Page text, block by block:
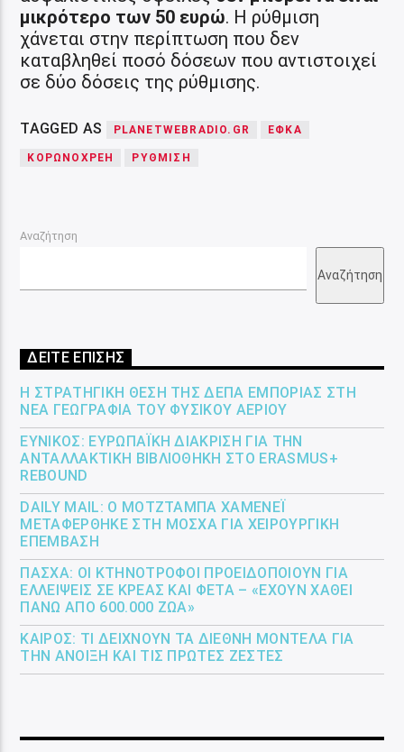
μικρότερο των 50 ευρώ. Η ρύθμιση
χάνεται στην περίπτωση που δεν
καταβληθεί ποσό δόσεων που αντιστοιχεί
σε δύο δόσεις της ρύθμισης.
TAGGED AS PLANETWEBRADIO.GR ΕΦΚΑ
ΚΟΡΩΝΟΧΡΈΗ ΡΥΘΜΙΣΗ
Αναζήτηση
Αναζήτηση
ΔΕΙΤΕ ΕΠΙΣΗΣ
Η ΣΤΡΑΤΗΓΙΚΉ ΘΈΣΗ ΤΗΣ ΔΕΠΑ ΕΜΠΟΡΊΑΣ ΣΤΗ
ΝΈΑ ΓΕΩΓΡΑΦΊΑ ΤΟΥ ΦΥΣΙΚΟΎ ΑΕΡΊΟΥ
ΕΎΝΙΚΟΣ: ΕΥΡΩΠΑΪΚΉ ΔΙΆΚΡΙΣΗ ΓΙΑ ΤΗΝ
ΑΝΤΑΛΛΑΚΤΙΚΉ ΒΙΒΛΙΟΘΉΚΗ ΣΤΟ ERASMUS+
REBOUND
DAILY MAIL: Ο ΜΟΤΖΤΆΜΠΑ ΧΑΜΕΝΕΪ́
ΜΕΤΑΦΈΡΘΗΚΕ ΣΤΗ ΜΌΣΧΑ ΓΙΑ ΧΕΙΡΟΥΡΓΙΚΉ
ΕΠΈΜΒΑΣΗ
ΠΆΣΧΑ: ΟΙ ΚΤΗΝΟΤΡΌΦΟΙ ΠΡΟΕΙΔΟΠΟΙΟΎΝ ΓΙΑ
ΕΛΛΕΊΨΕΙΣ ΣΕ ΚΡΈΑΣ ΚΑΙ ΦΈΤΑ – «ΈΧΟΥΝ ΧΑΘΕΊ
ΠΆΝΩ ΑΠΌ 600.000 ΖΏΑ»
ΚΑΙΡΌΣ: ΤΙ ΔΕΊΧΝΟΥΝ ΤΑ ΔΙΕΘΝΉ ΜΟΝΤΈΛΑ ΓΙΑ
ΤΗΝ ΆΝΟΙΞΗ ΚΑΙ ΤΙΣ ΠΡΏΤΕΣ ΖΈΣΤΕΣ